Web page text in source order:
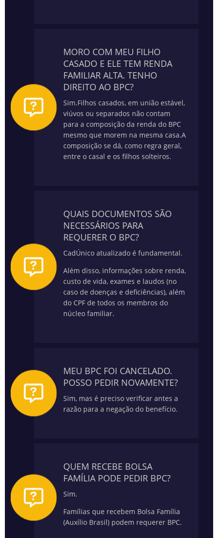
MORO COM MEU FILHO
CASADO E ELE TEM RENDA
FAMILIAR ALTA. TENHO
DIREITO AO BPC?
Sim.Filhos casados, em união estável,
viúvos ou separados não contam
para a composição da renda do BPC
mesmo que morem na mesma casa.A
composição se dá, como regra geral,
entre o casal e os filhos solteiros.
QUAIS DOCUMENTOS SÃO
NECESSÁRIOS PARA
REQUERER O BPC?
CadÚnico atualizado é fundamental.
Além disso, informações sobre renda,
custo de vida, exames e laudos (no
caso de doenças e deficiências), além
do CPF de todos os membros do
núcleo familiar.
MEU BPC FOI CANCELADO.
POSSO PEDIR NOVAMENTE?
Sim, mas é preciso verificar antes a
razão para a negação do benefício.
QUEM RECEBE BOLSA
FAMÍLIA PODE PEDIR BPC?
Sim.
Famílias que recebem Bolsa Família
(Auxílio Brasil) podem requerer BPC.